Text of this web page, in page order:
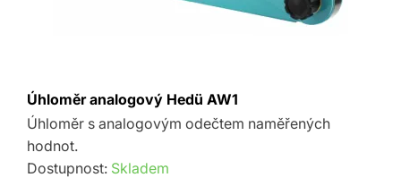
Úhloměr analogový Hedü AW1
Úhloměr s analogovým odečtem naměřených
hodnot.
Dostupnost: Skladem